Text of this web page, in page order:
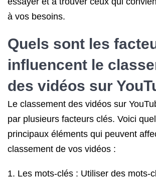
à vos besoins.
Quels sont les
influencent le
des vidéos sur
Le classement des vidéos sur
par plusieurs facteurs clés. Voici
principaux éléments qui peuvent
classement de vos vidéos :
Les mots-clés : Utiliser des mots-